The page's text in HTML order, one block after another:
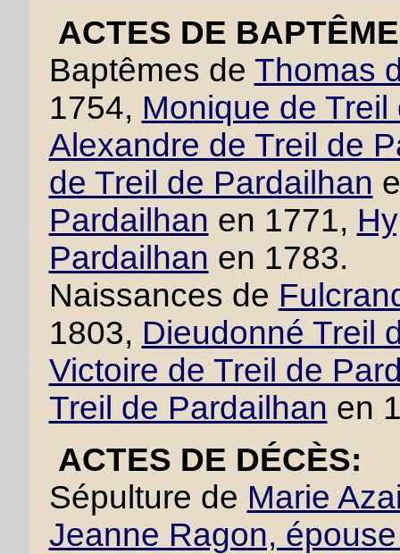
ACTES DE
Baptêmes de Thomas
1754, Monique de
Alexandre de Treil de
de Treil de Pardailhan
Pardailhan en 1771,
Pardailhan en 1783.
Naissances de
1803, Dieudonné Treil
Victoire de Treil de
Treil de Pardailhan en
ACTES DE DÉCÈS:
Sépulture de Marie
Jeanne Ragon,